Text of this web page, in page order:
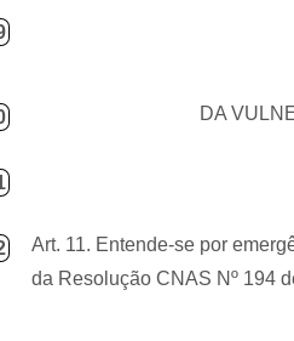
DA
Art. 11. Entende-se por
da Resolução CNAS Nº 194